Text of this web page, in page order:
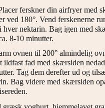
ferskner din airfryer med
ved 180°. Vend ferskenerne
hver nektarin. Bag igen med
8-10 minutter.
ovnen til 200° almindelig
ildfast fad med skærsiden
Tag dem derefter ud og
Bag videre med skærsiden